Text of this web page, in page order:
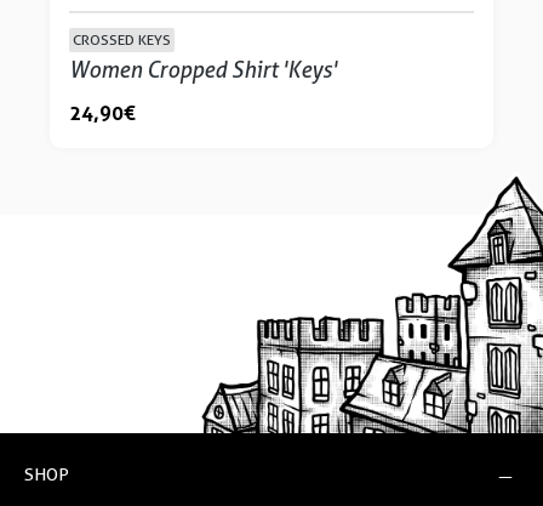
CROSSED KEYS
Women Cropped Shirt 'Keys'
24,90 €
SHOP